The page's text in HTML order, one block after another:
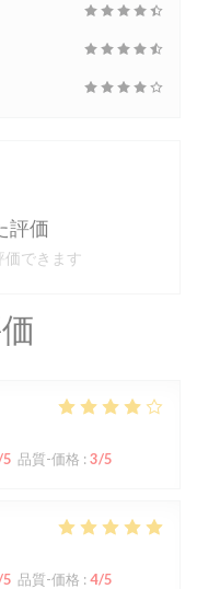
品質-価格 : 3/5
品質-価格 : 4/5
評価
価できます